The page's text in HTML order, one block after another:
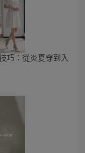
巧：從炎夏穿到入